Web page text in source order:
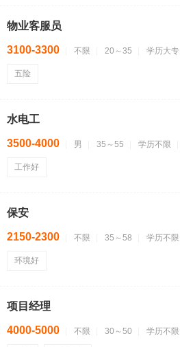
物业客服员
3100-3300 不限 20～35 学历大专
五险
水电工
3500-4000 男 35～55 学历不限
工作好
保安
2150-2300 不限 35～58 学历不限
环境好
项目经理
4000-5000 不限 30～50 学历不限